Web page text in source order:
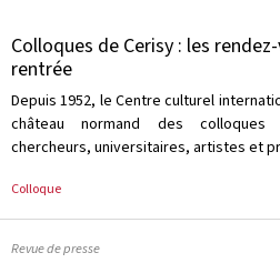
Colloques de Cerisy : les
rentrée
Depuis 1952, le Centre culturel
château normand des colloques
chercheurs, universitaires, artistes et
Colloque
Revue de presse